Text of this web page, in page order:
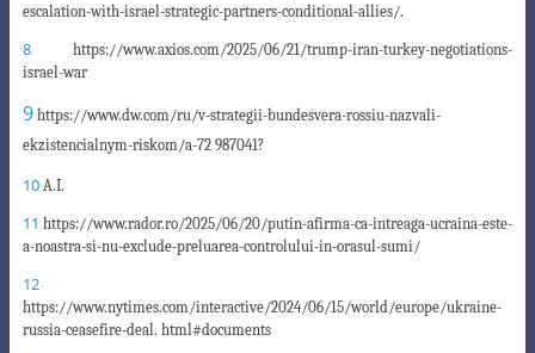
escalation-with-israel-strategic-partners-conditional-allies/.
8https://www.axios.com/2025/06/21/trump-iran-turkey-negotiations-
israel-war
9https://www.dw.com/ru/v-strategii-bundesvera-rossiu-nazvali-
ekzistencialnym-riskom/a-72 987041?
10 A.I.
11 https://www.rador.ro/2025/06/20/putin-afirma-ca-intreaga-ucraina-este-
a-noastra-si-nu-exclude-preluarea-controlului-in-orasul-sumi/
12
https://www.nytimes.com/interactive/2024/06/15/world/europe/ukraine-
russia-ceasefire-deal. html#documents